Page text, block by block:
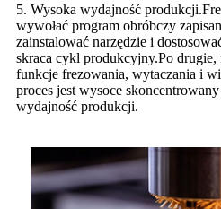
5. Wysoka wydajność
wywołać program obróbczy
zainstalować narzędzie i
skraca cykl produkcyjny.Po drugie,
funkcje frezowania, wytaczania i
proces jest wysoce
wydajność produkcji.